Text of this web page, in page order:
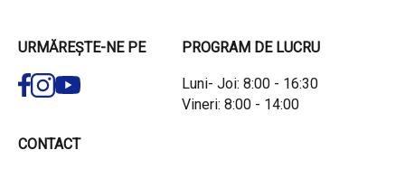
URMĂREȘTE-NE PE PROGRAM DE LUCRU
Luni- Joi: 8:00 - 16:30
Vineri: 8:00 - 14:00
CONTACT